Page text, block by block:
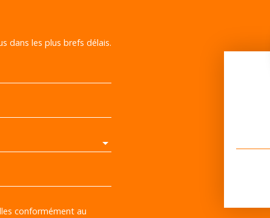
dans les plus brefs délais.
conformément au